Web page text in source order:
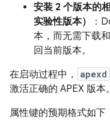
安装 2 个版本的
实验性版本）
：
本，而无需下载
回当前版本。
在启动过程中，
apexd
激活正确的 APEX 版本。
属性键的预期格式如下